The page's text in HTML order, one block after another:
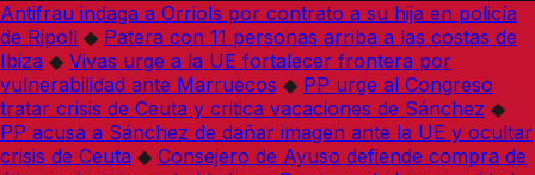
Antifrau indaga a Orriols por contrato a su hija en policía
de Ripoll ◆ Patera con 11 personas arriba a las costas de
Ibiza ◆ Vivas urge a la UE fortalecer frontera por
vulnerabilidad ante Marruecos ◆ PP urge al Congreso
tratar crisis de Ceuta y critica vacaciones de Sánchez ◆
PP acusa a Sánchez de dañar imagen ante la UE y ocultar
crisis de Ceuta ◆ Consejero de Ayuso defiende compra de